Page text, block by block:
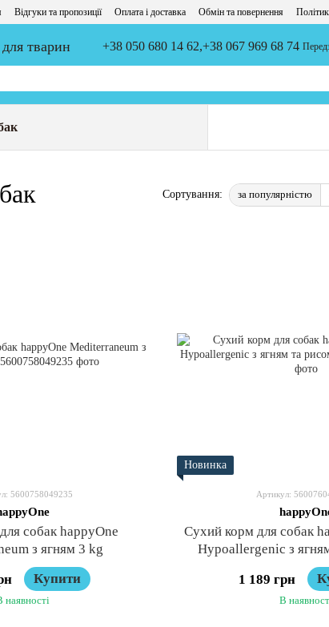
Відгуки та пропозиції Оплата і доставка Обмін та повернення
тварин +38 050 680 14 62,+38 067 969 68 74
Сортування: за популярністю
5600758049235
собак happyOne
з ягням 3 kg
Купити
наявності
Новинка
Артикул:
Сухий корм для собак
Hypoallergenic з
1 189 грн
В